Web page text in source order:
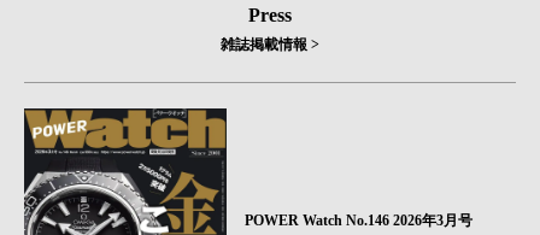
Press
雑誌掲載情報 >
POWER Watch No.146 2026年3月号